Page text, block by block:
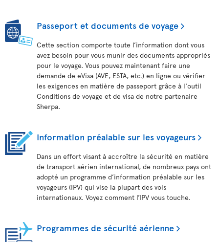
Passeport et documents de voyage
Cette section comporte toute l’information dont vous
avez besoin pour vous munir des documents appropriés
pour le voyage. Vous pouvez maintenant faire une
demande de eVisa (AVE, ESTA, etc.) en ligne ou vérifier
les exigences en matière de passeport grâce à l'outil
Conditions de voyage et de visa de notre partenaire
Sherpa.
Information préalable sur les voyageurs
Dans un effort visant à accroître la sécurité en matière
de transport aérien international, de nombreux pays ont
adopté un programme d’information préalable sur les
voyageurs (IPV) qui vise la plupart des vols
internationaux. Voyez comment l’IPV vous touche.
Programmes de sécurité aérienne